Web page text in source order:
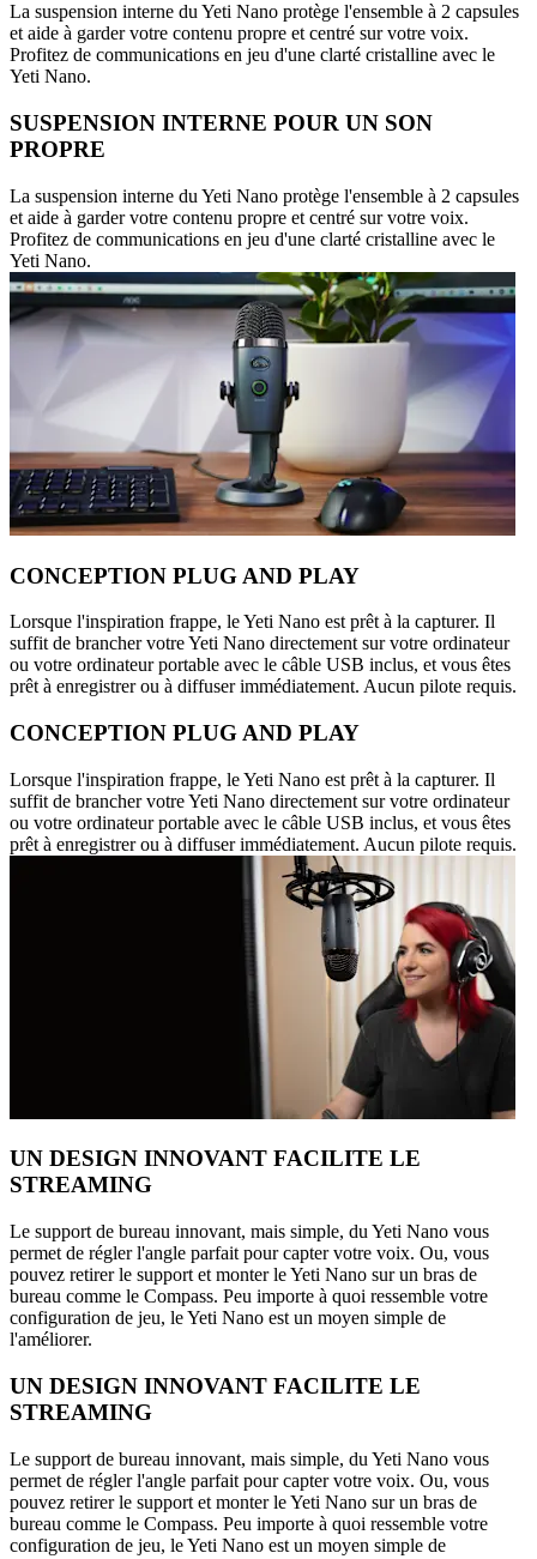
La suspension interne du Yeti Nano protège l'ensemble à 2 capsules
et aide à garder votre contenu propre et centré sur votre voix.
Profitez de communications en jeu d'une clarté cristalline avec le
Yeti Nano.
SUSPENSION INTERNE POUR UN SON
PROPRE
La suspension interne du Yeti Nano protège l'ensemble à 2 capsules
et aide à garder votre contenu propre et centré sur votre voix.
Profitez de communications en jeu d'une clarté cristalline avec le
Yeti Nano.
CONCEPTION PLUG AND PLAY
Lorsque l'inspiration frappe, le Yeti Nano est prêt à la capturer. Il
suffit de brancher votre Yeti Nano directement sur votre ordinateur
ou votre ordinateur portable avec le câble USB inclus, et vous êtes
prêt à enregistrer ou à diffuser immédiatement. Aucun pilote requis.
CONCEPTION PLUG AND PLAY
Lorsque l'inspiration frappe, le Yeti Nano est prêt à la capturer. Il
suffit de brancher votre Yeti Nano directement sur votre ordinateur
ou votre ordinateur portable avec le câble USB inclus, et vous êtes
prêt à enregistrer ou à diffuser immédiatement. Aucun pilote requis.
UN DESIGN INNOVANT FACILITE LE
STREAMING
Le support de bureau innovant, mais simple, du Yeti Nano vous
permet de régler l'angle parfait pour capter votre voix. Ou, vous
pouvez retirer le support et monter le Yeti Nano sur un bras de
bureau comme le Compass. Peu importe à quoi ressemble votre
configuration de jeu, le Yeti Nano est un moyen simple de
l'améliorer.
UN DESIGN INNOVANT FACILITE LE
STREAMING
Le support de bureau innovant, mais simple, du Yeti Nano vous
permet de régler l'angle parfait pour capter votre voix. Ou, vous
pouvez retirer le support et monter le Yeti Nano sur un bras de
bureau comme le Compass. Peu importe à quoi ressemble votre
configuration de jeu, le Yeti Nano est un moyen simple de